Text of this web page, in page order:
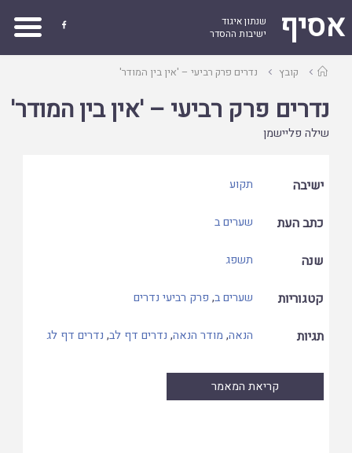
אסיף
שנתון איגוד
ישיבות ההסדר

עמודקובץ נדרים פרק רביעי – 'אין בין המודר'
נדרים פרק רביעי – 'אין בין המודר'
שילה פליישמן
ישיבה תקוע
כתב העת שערים ב
שנה תשפג
קטגוריות שערים ב, פרק רביעי נדרים
תגיות הנאה, מודר הנאה, נדרים דף לב, נדרים דף לג
קריאת המאמר